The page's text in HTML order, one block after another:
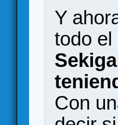
Y
todo el
Con